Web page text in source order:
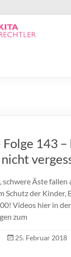
143 –
Äste fallen
Schutz der Kinder,
Videos hier in
zum
25. Februar 2018